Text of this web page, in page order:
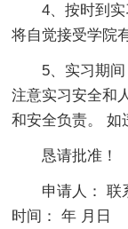
4、按时到
将自觉接受学院
5、实习期
注意实习安全和
和安全负责。 如
恳请批准！
申请人： 联
时间： 年 月日